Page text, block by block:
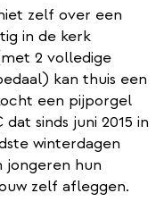
zelf over een
in de kerk
2 volledige
kan thuis een
een pijporgel
sinds juni 2015 in
winterdagen
jongeren hun
zelf afleggen.